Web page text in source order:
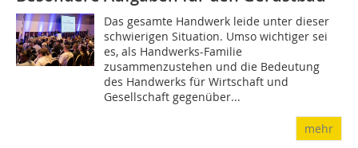
Das gesamte Handwerk leide unter dieser
schwierigen Situation. Umso wichtiger sei
es, als Handwerks-Familie
zusammenzustehen und die Bedeutung
des Handwerks für Wirtschaft und
Gesellschaft gegenüber...
mehr